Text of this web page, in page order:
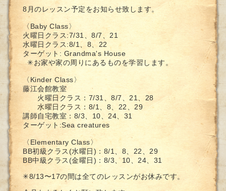
8月のレッスン予定をお知らせ致します。
〈Baby Class〉
火曜日クラス:7/31、8/7、21
水曜日クラス:8/1、8、22
ターゲット: Grandma's House
✳︎お家や家の周りにあるものを学習します。
〈Kinder Class〉
藤江会館教室
火曜日クラス： 7/31、8/7、21、28
水曜日クラス： 8/1、8、22、29
講師自宅教室： 8/3、10、24、31
ターゲット:Sea creatures
〈Elementary Class〉
BB初級クラス(水曜日)： 8/1、8、22、29
BB中級クラス(金曜日)： 8/3、10、24、31
✳︎8/13〜17の間は全てのレッスンがお休みです。